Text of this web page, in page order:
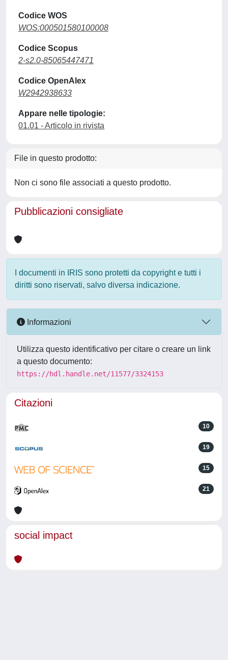
Codice WOS
WOS:000501580100008
Codice Scopus
2-s2.0-85065447471
Codice OpenAlex
W2942938633
Appare nelle tipologie:
01.01 - Articolo in rivista
File in questo prodotto:
Non ci sono file associati a questo prodotto.
Pubblicazioni consigliate
I documenti in IRIS sono protetti da copyright e tutti i
diritti sono riservati, salvo diversa indicazione.
Informazioni
Utilizza questo identificativo per citare o creare un link
a questo documento:
https://hdl.handle.net/11577/3324153
Citazioni
10
19
15
21
social impact